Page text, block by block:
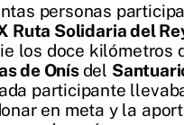
personas
Ruta Solidaria del
los doce kilómetros
de Onís del
participante
en meta y la